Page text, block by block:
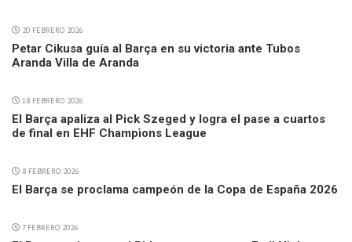
20 FEBRERO 2026
Petar Cikusa guía al Barça en su victoria ante Tubos
Aranda Villa de Aranda
18 FEBRERO 2026
El Barça apaliza al Pick Szeged y logra el pase a cuartos
de final en EHF Champìons League
8 FEBRERO 2026
El Barça se proclama campeón de la Copa de España 2026
7 FEBRERO 2026